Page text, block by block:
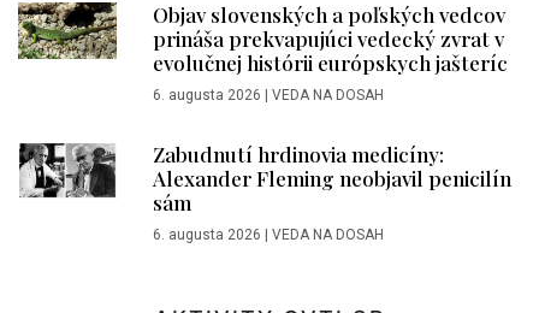
Objav slovenských a poľských vedcov
prináša prekvapujúci vedecký zvrat v
evolučnej histórii európskych jašteríc
6. augusta 2026 VEDA NA DOSAH
Zabudnutí hrdinovia medicíny:
Alexander Fleming neobjavil penicilín
sám
6. augusta 2026 VEDA NA DOSAH